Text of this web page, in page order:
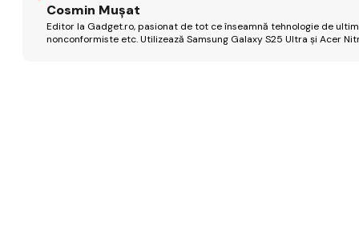
Cosmin Mușat
Editor la Gadget.ro, pasionat de tot ce înseamnă tehnologie de
nonconformiste etc. Utilizează Samsung Galaxy S25 Ultra și Acer